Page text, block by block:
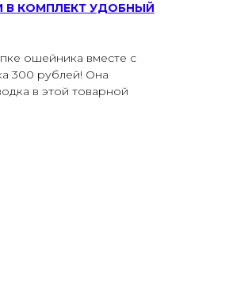
В КОМПЛЕКТ УДОБНЫЙ
ошейника вместе с
300 рублей! Она
в этой товарной